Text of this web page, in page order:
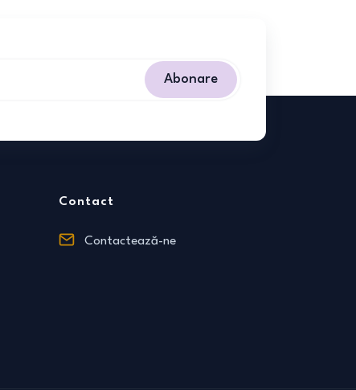
Abonare
Contact
Contactează-ne